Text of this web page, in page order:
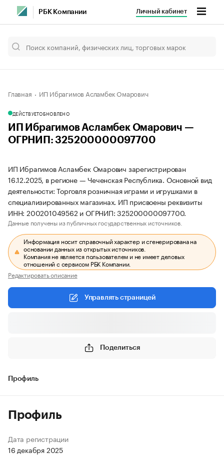
РБК Компании Личный кабинет
Главная ИП Ибрагимов Асламбек Омарович
ДЕЙСТВУЕТОБНОВЛЕНО
ИП Ибрагимов Асламбек Омарович —
ОГРНИП: 325200000097700
ИП Ибрагимов Асламбек Омарович зарегистрирован
16.12.2025, в регионе — Чеченская Республика. Основной вид
деятельности: Торговля розничная играми и игрушками в
специализированных магазинах. ИП присвоены реквизиты
ИНН: 200201049562 и ОГРНИП: 325200000097700.
Данные получены из публичных государственных источников.
Информация носит справочный характер и сгенерирована на
основании данных из открытых источников.
Компания не является пользователем и не имеет деловых
отношений с сервисом РБК Компании.
Редактировать описание
Управлять страницей
Поделиться
Профиль
Профиль
Дата регистрации
16 декабря 2025